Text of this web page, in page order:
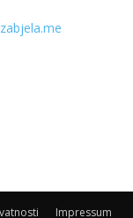
Impressum